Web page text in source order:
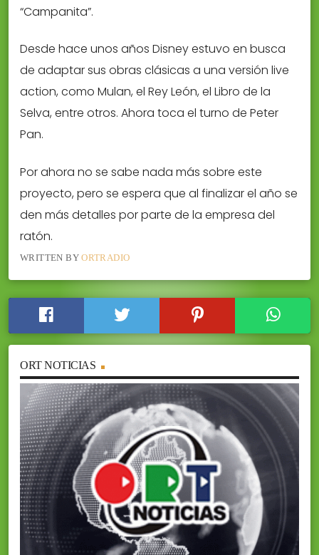
“Campanita”.
Desde hace unos años Disney estuvo en busca
de adaptar sus obras clásicas a una versión live
action, como Mulan, el Rey León, el Libro de la
Selva, entre otros. Ahora toca el turno de Peter
Pan.
Por ahora no se sabe nada más sobre este
proyecto, pero se espera que al finalizar el año se
den más detalles por parte de la empresa del
ratón.
WRITTEN BYORTRADIO
ORT NOTICIAS